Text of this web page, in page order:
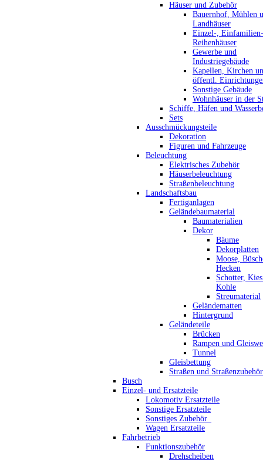
Häuser und Zubehör
Bauernhof, Mühlen
Landhäuser
Einzel-,
Reihenhäuser
Gewerbe und
Industriegebäude
Kapellen, Kirchen
öffentl.
Sonstige Gebäude
Wohnhäuser in der
Schiffe, Häfen und
Sets
Ausschmückungsteile
Dekoration
Figuren und Fahrzeuge
Beleuchtung
Elektrisches Zubehör
Häuserbeleuchtung
Straßenbeleuchtung
Landschaftsbau
Fertiganlagen
Geländebaumaterial
Baumaterialien
Dekor
Bäume
Dekorplatten
Moose,
Hecken
Schotter,
Kohle
Streumaterial
Geländematten
Hintergrund
Geländeteile
Brücken
Rampen und
Tunnel
Gleisbettung
Straßen und Straßenzubehör
Busch
Einzel- und Ersatzteile
Lokomotiv Ersatzteile
Sonstige Ersatzteile
Sonstiges Zubehör_
Wagen Ersatzteile
Fahrbetrieb
Funktionszubehör
Drehscheiben